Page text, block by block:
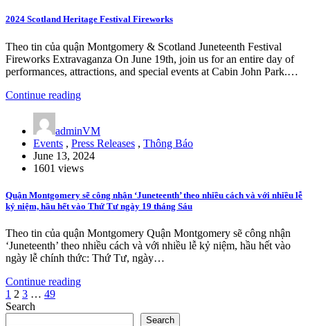
2024 Scotland Heritage Festival Fireworks
Theo tin của quận Montgomery & Scotland Juneteenth Festival
Fireworks Extravaganza On June 19th, join us for an entire day of
performances, attractions, and special events at Cabin John Park.…
Continue reading
adminVM
Events , Press Releases , Thông Báo
June 13, 2024
1601 views
Quận Montgomery sẽ công nhận ‘Juneteenth’ theo nhiều cách và với nhiều lễ
kỷ niệm, hầu hết vào Thứ Tư ngày 19 tháng Sáu
Theo tin của quận Montgomery Quận Montgomery sẽ công nhận
‘Juneteenth’ theo nhiều cách và với nhiều lễ kỷ niệm, hầu hết vào
ngày lễ chính thức: Thứ Tư, ngày…
Continue reading
Posts
pagination
1 2 3 … 49
Search
Search